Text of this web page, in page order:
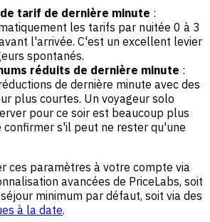
tarif de dernière minute :
les tarifs par nuitée 0 à 3
l'arrivée. C'est un excellent levier
spontanés.
réduits de dernière minute :
de dernière minute avec des
plus courtes. Un voyageur solo
pour ce soir est beaucoup plus
confirmer s'il peut ne rester qu'une
ces paramètres à votre compte via
avancées de PriceLabs, soit
minimum par défaut, soit via des
à la date.